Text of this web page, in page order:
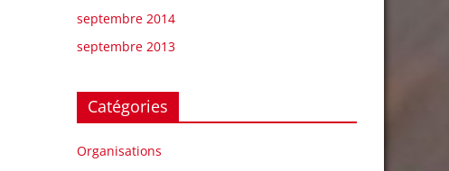
septembre 2014
septembre 2013
Catégories
Organisations